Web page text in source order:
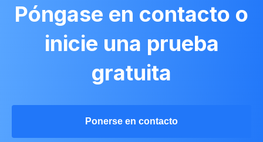
Póngase en contacto o
inicie una prueba
gratuita
Ponerse en contacto